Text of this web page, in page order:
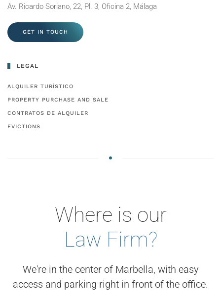
Av. Ricardo Soriano, 22, Pl. 3, Oficina 2, Málaga
GET IN TOUCH
LEGAL
ALQUILER TURÍSTICO
PROPERTY PURCHASE AND SALE
CONTRATOS DE ALQUILER
EVICTIONS
Where is our
Law Firm?
We're in the center of Marbella, with easy
access and parking right in front of the office.